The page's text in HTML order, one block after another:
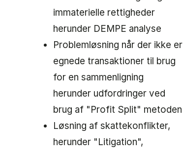
immaterielle rettigheder
herunder DEMPE analyse
Problemløsning når der ikke er
egnede transaktioner til brug
for en sammenligning
herunder udfordringer ved
brug af "Profit Split" metoden
Løsning af skattekonflikter,
herunder "Litigation",